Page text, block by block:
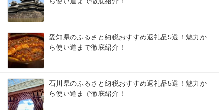
愛知県のふるさと納税おすすめ返礼品5選！魅力か
ら使い道まで徹底紹介！
石川県のふるさと納税おすすめ返礼品5選！魅力か
ら使い道まで徹底紹介！